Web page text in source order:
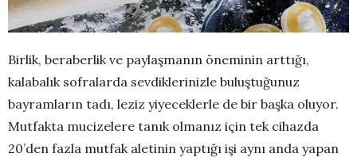
Birlik, beraberlik ve paylaşmanın öneminin arttığı,
kalabalık sofralarda sevdiklerinizle buluştuğunuz
bayramların tadı, leziz yiyeceklerle de bir başka oluyor.
Mutfakta mucizelere tanık olmanız için tek cihazda
20’den fazla mutfak aletinin yaptığı işi aynı anda yapan